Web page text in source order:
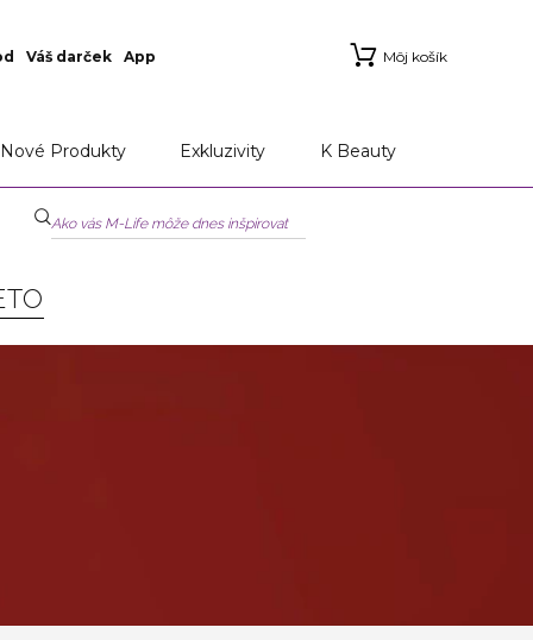
Váš darček App Môj košík
Nové Produkty Exkluzivity K Beauty